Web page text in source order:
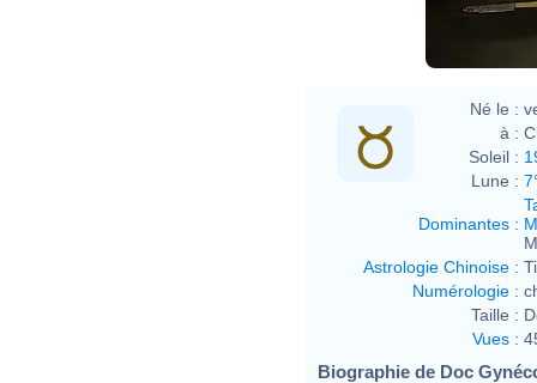
Né le :
à :
Soleil :
Lune :
Dominantes :
Astrologie Chinoise :
Numérologie :
Taille :
Vues :
Biographie de Doc